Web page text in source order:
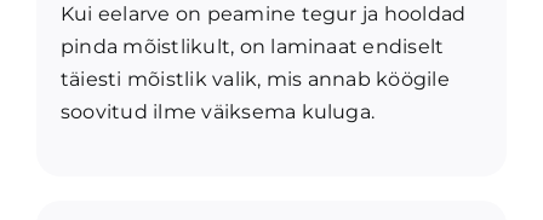
Kui eelarve on peamine tegur ja hooldad
pinda mõistlikult, on laminaat endiselt
täiesti mõistlik valik, mis annab köögile
soovitud ilme väiksema kuluga.